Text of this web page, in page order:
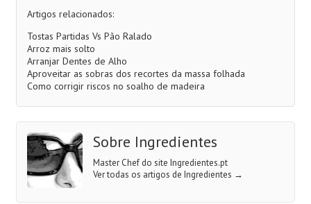
Artigos relacionados:
Tostas Partidas Vs Pão Ralado
Arroz mais solto
Arranjar Dentes de Alho
Aproveitar as sobras dos recortes da massa folhada
Como corrigir riscos no soalho de madeira
Sobre Ingredientes
Master Chef do site Ingredientes.pt
Ver todas os artigos de Ingredientes →